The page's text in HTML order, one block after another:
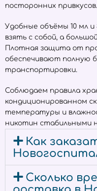
посторонних привкусов.
Удобные объёмы 10 мл и
взять с собой, а
Плотная защита от
обеспечивают полную
транспортировки.
Соблюдаем правила
кондиционированном
температуры и
никотин стабильными
Как
Сколько